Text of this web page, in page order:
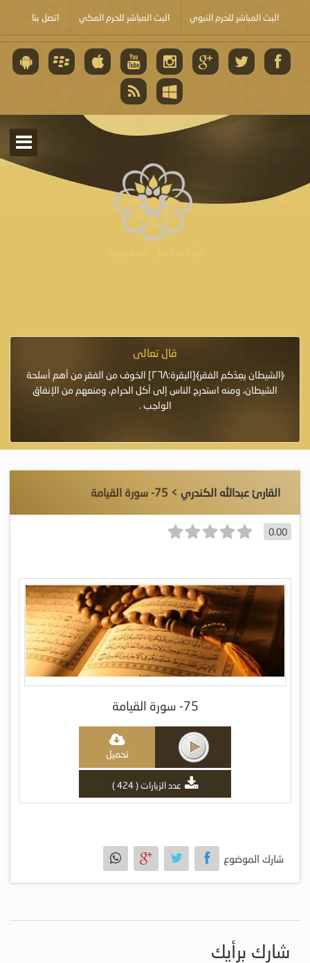
البث المباشر للحرم النبوي البث المباشر للحرم المكي اتصل بنا
قال تعالى
﴿الشيطان يعِدُكم الفقر﴾[البقرة:٢٦٨] الخوف من الفقر من أهم أسلحة
الشيطان، ومنه استدرج الناس إلى أكل الحرام، ومنعهم من الإنفاق
الواجب .
القارئ عبدالله الكندري > 75- سورة القيامة
0.00
75- سورة القيامة
تحميل
عدد الزيارات ( 424 )
شارك الموضوع
شارك برأيك